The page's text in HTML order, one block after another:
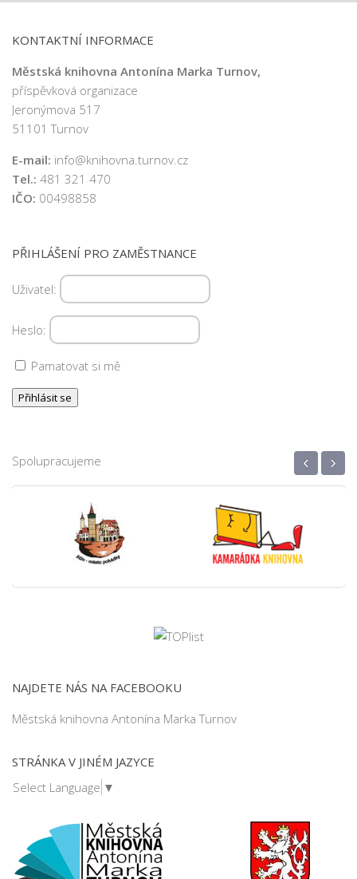
KONTAKTNÍ INFORMACE
Městská knihovna Antonína Marka Turnov,
příspěvková organizace
Jeronýmova 517
51101 Turnov
E-mail: info@knihovna.turnov.cz
Tel.: 481 321 470
IČO: 00498858
PŘIHLÁŠENÍ PRO ZAMĚSTNANCE
Uživatel:
Heslo:
Pamatovat si mě
Spolupracujeme ‹ ›
NAJDETE NÁS NA FACEBOOKU
Městská knihovna Antonína Marka Turnov
STRÁNKA V JINÉM JAZYCE
Select Language ▼